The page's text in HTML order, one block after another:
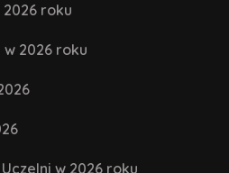
roku
w 2026 roku
w 2026 roku